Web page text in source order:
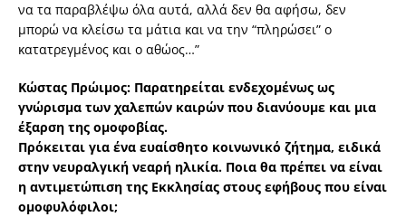
να τα παραβλέψω όλα αυτά, αλλά δεν θα αφήσω, δεν
μπορώ να κλείσω τα μάτια και να την “πληρώσει” ο
κατατρεγμένος και ο αθώος…”
Κώστας Πρώιμος: Παρατηρείται ενδεχομένως ως
γνώρισμα των χαλεπών καιρών που διανύουμε και μια
έξαρση της ομοφοβίας.
Πρόκειται για ένα ευαίσθητο κοινωνικό ζήτημα, ειδικά
στην νευραλγική νεαρή ηλικία. Ποια θα πρέπει να είναι
η αντιμετώπιση της Εκκλησίας στους εφήβους που είναι
ομοφυλόφιλοι;